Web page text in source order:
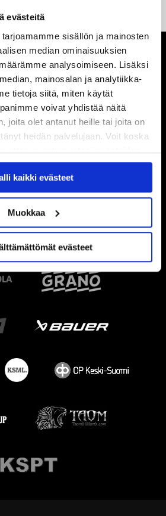
evästeitä
sisällön ja mainosten
median ominaisuuksien
analysoimiseen. Lisäksi
mainosalan ja analytiikka-
tietoja siitä, miten käytät
voivat yhdistää näitä
joita olet antanut heille tai joita on
heidän palvelujaan. Voit koska
suostumustasi evästeiden
.
kaikki evästeet
Muokkaa
evästeet